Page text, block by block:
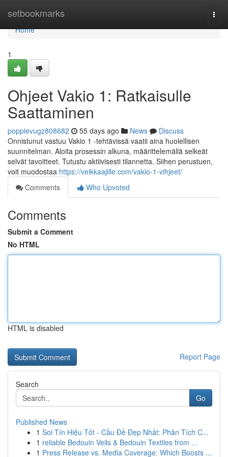
setbookmarks
Home
Home
1
Ohjeet Vakio 1: Ratkaisulle
Saattaminen
poppievugz808682 55 days ago News
Discuss
Onnistunut vastuu Vakio 1 -tehtävissä vaatii aina huolellisen
suunnitelman. Aloita prosessin alkuna, määrittelemällä selkeät
selvät tavoitteet. Tutustu aktiivisesti tilannetta. Siihen perustuen,
voit muodostaa https://veikkaajille.com/vakio-1-vihjeet/
Comments
Who Upvoted
Comments
Submit a Comment
No HTML
HTML is disabled
Report Page
Search
Go
Published News
1 Soi Tín Hiệu Tốt - Cầu Đề Đẹp Nhất: Phân Tích C...
1 reliable Bedouin Veils & Bedouin Textiles from ...
1 Press Release vs. Media Coverage: Which Boosts ...